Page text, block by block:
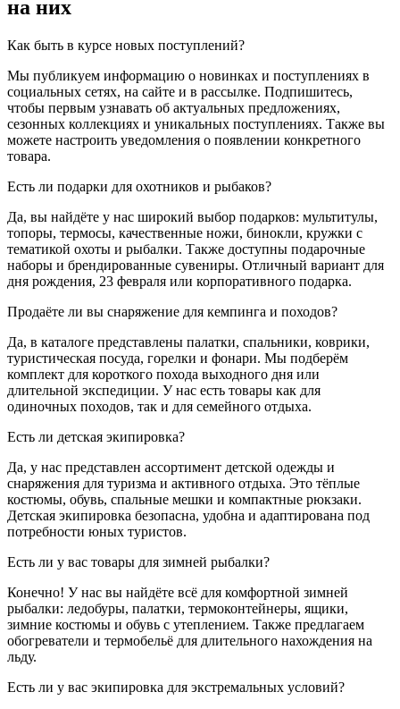
на них
Как быть в курсе новых поступлений?
Мы публикуем информацию о новинках и поступлениях в
социальных сетях, на сайте и в рассылке. Подпишитесь,
чтобы первым узнавать об актуальных предложениях,
сезонных коллекциях и уникальных поступлениях. Также вы
можете настроить уведомления о появлении конкретного
товара.
Есть ли подарки для охотников и рыбаков?
Да, вы найдёте у нас широкий выбор подарков: мультитулы,
топоры, термосы, качественные ножи, бинокли, кружки с
тематикой охоты и рыбалки. Также доступны подарочные
наборы и брендированные сувениры. Отличный вариант для
дня рождения, 23 февраля или корпоративного подарка.
Продаёте ли вы снаряжение для кемпинга и походов?
Да, в каталоге представлены палатки, спальники, коврики,
туристическая посуда, горелки и фонари. Мы подберём
комплект для короткого похода выходного дня или
длительной экспедиции. У нас есть товары как для
одиночных походов, так и для семейного отдыха.
Есть ли детская экипировка?
Да, у нас представлен ассортимент детской одежды и
снаряжения для туризма и активного отдыха. Это тёплые
костюмы, обувь, спальные мешки и компактные рюкзаки.
Детская экипировка безопасна, удобна и адаптирована под
потребности юных туристов.
Есть ли у вас товары для зимней рыбалки?
Конечно! У нас вы найдёте всё для комфортной зимней
рыбалки: ледобуры, палатки, термоконтейнеры, ящики,
зимние костюмы и обувь с утеплением. Также предлагаем
обогреватели и термобельё для длительного нахождения на
льду.
Есть ли у вас экипировка для экстремальных условий?